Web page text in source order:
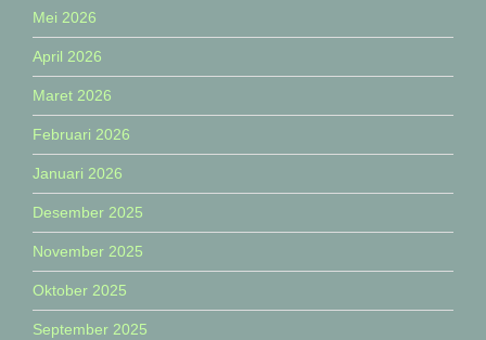
Mei 2026
April 2026
Maret 2026
Februari 2026
Januari 2026
Desember 2025
November 2025
Oktober 2025
September 2025